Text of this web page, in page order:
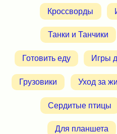
Кроссворды
Танки и Танчики
Готовить еду Игры
Грузовики Уход за
Сердитые птицы
Для планшета